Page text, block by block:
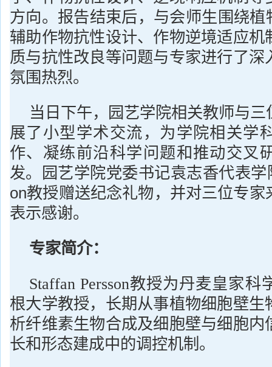
方向。报告结束后，与会师生围绕植
辅助作物抗性设计、作物逆境适应机
质与抗性改良等问题与专家进行了深
氛围热烈。
当日下午，园艺学院相关教师与
展了小型学术交流，为学院相关学
作、凝练前沿科学问题和推动交叉
发。园艺学院党委书记袁志香代表学
on教授赠送纪念礼物，并对三位专家
表示感谢。
专家简介：
Staffan Persson教授为丹麦皇家
根大学教授，长期从事植物细胞壁生
析纤维素生物合成及细胞壁与细胞内
长和形态建成中的调控机制。